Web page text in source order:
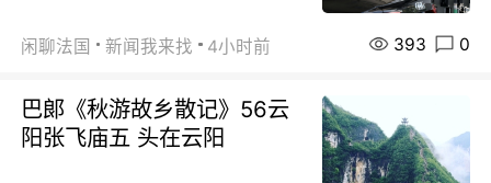
闲聊法国 新闻我来找 4小时前 393 0
巴郞《秋游故乡散记》56云
阳张飞庙五 头在云阳